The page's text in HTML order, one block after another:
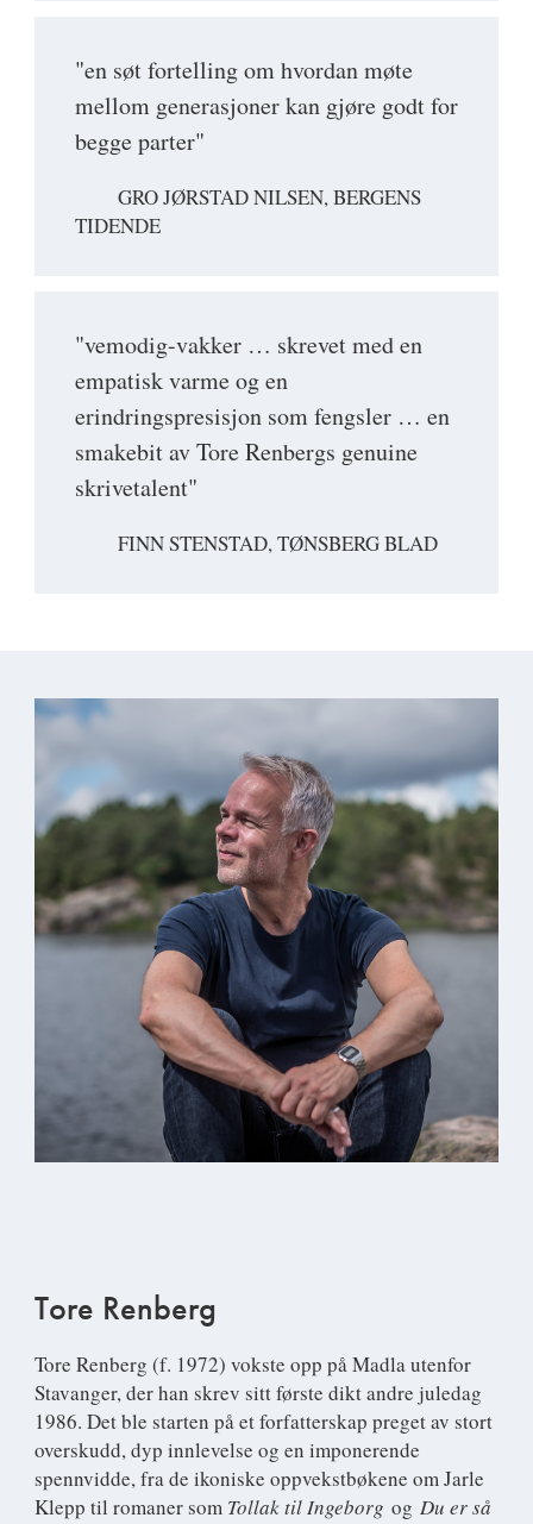
"en søt fortelling om hvordan møte
mellom generasjoner kan gjøre godt for
begge parter"
GRO JØRSTAD NILSEN, BERGENS
TIDENDE
"vemodig-vakker … skrevet med en
empatisk varme og en
erindringspresisjon som fengsler … en
smakebit av Tore Renbergs genuine
skrivetalent"
FINN STENSTAD, TØNSBERG BLAD
Tore Renberg
Tore Renberg (f. 1972) vokste opp på Madla utenfor
Stavanger, der han skrev sitt første dikt andre juledag
1986. Det ble starten på et forfatterskap preget av stort
overskudd, dyp innlevelse og en imponerende
spennvidde, fra de ikoniske oppvekstbøkene om Jarle
Klepp til romaner som Tollak til Ingeborg og Du er så